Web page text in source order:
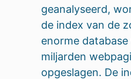
geanalyseerd,
de index van de
enorme
miljarden
opgeslagen. De